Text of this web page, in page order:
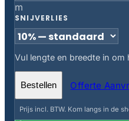
m
SNIJVERLIES
Vul lengte en breedte in om
Bestellen Offerte
Prijs incl. BTW. Kom langs in de